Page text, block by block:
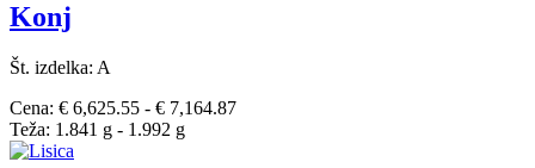
Konj
Št. izdelka: A
Cena: € 6,625.55 - € 7,164.87
Teža: 1.841 g - 1.992 g